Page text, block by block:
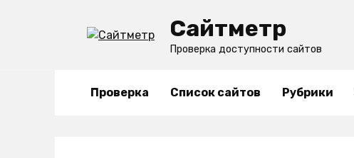
Сайтметр
Проверка доступности сайтов
Проверка Список сайтов Рубрики